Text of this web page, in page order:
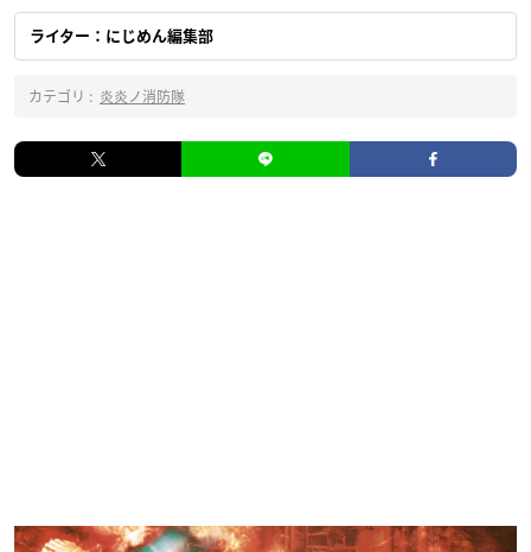
ライター：にじめん編集部
カテゴリ : 炎炎ノ消防隊